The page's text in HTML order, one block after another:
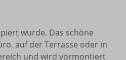
wurde. Das schöne
auf der Terrasse oder in
und wird vormontiert